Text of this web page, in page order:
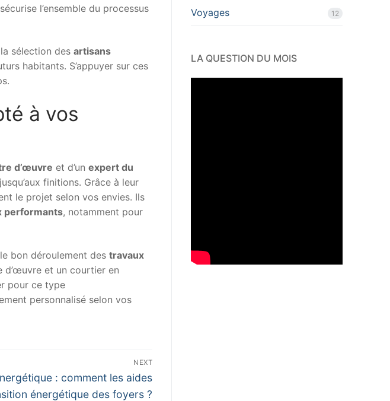
sécurise l’ensemble du processus
sélection des artisans
habitants. S’appuyer sur ces
à vos
d’œuvre et d’un expert du
finitions. Grâce à leur
le projet selon vos envies. Ils
performants, notamment pour
bon déroulement des travaux
d’œuvre et un courtier en
pour ce type
personnalisé selon vos
NEXT
: comment les aides
énergétique des foyers ?
Voyages 12
LA QUESTION DU MOIS